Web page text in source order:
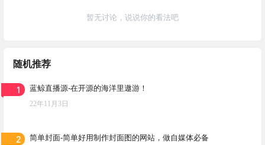
暂无讨论，说说你的看法吧
随机推荐
1 蓝鲸直播源-在开源的海洋里遨游！
22年11月3日
2 简单封面-简单好用制作封面图的网站，做自媒体必备